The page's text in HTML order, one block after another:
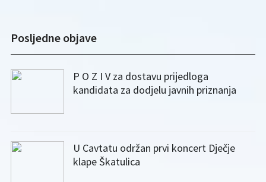
Posljedne objave
P O Z I V za dostavu prijedloga
kandidata za dodjelu javnih priznanja
U Cavtatu održan prvi koncert Dječje
klape Škatulica